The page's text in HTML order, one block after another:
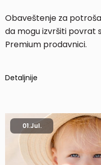
Obaveštenje za
da mogu izvršiti povrat
Premium prodavnici.
Detaljnije
01.Jul.